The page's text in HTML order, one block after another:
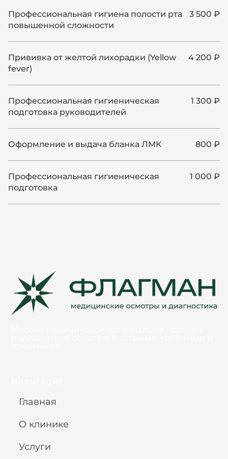
Профессиональная гигиена полости рта
повышенной сложности
3 500 ₽
Прививка от желтой лихорадки (Yellow
fever)
4 200 ₽
Профессиональная гигиеническая
подготовка руководителей
1 300 ₽
Оформление и выдача бланка ЛМК 800 ₽
Профессиональная гигиеническая
подготовка
1 000 ₽
Главная
О клинике
Услуги